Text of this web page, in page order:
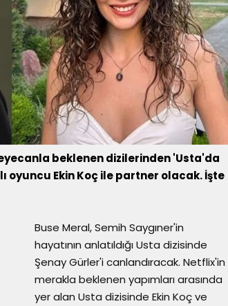
beklenen dizilerinden 'Usta'da
oyuncu Ekin Koç ile partner olacak. İşte
Buse Meral, Semih Saygıner'in
hayatının anlatıldığı Usta dizisinde
Şenay Gürler'i canlandıracak. Netflix'in
merakla beklenen yapımları arasında
yer alan Usta dizisinde Ekin Koç ve